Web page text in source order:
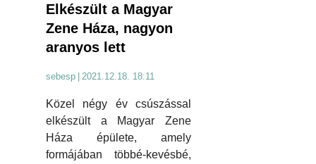
Elkészült a Magyar
Zene Háza, nagyon
aranyos lett
sebesp | 2021.12.18. 18:11
Közel négy év csúszással
elkészült a Magyar Zene
Háza épülete, amely
formájában többé-kevésbé,